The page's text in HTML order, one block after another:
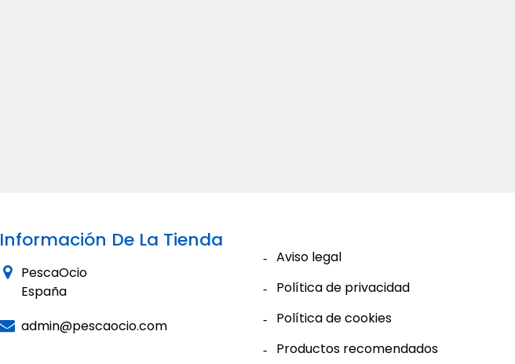
Información De La Tienda
PescaOcio
España
admin@pescaocio.com
Aviso legal
Política de privacidad
Política de cookies
Productos recomendados